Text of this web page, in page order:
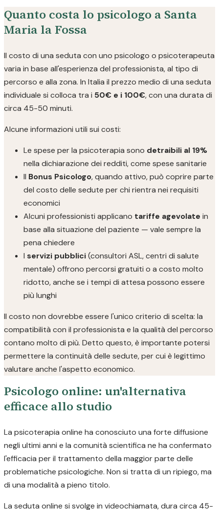
Quanto costa lo psicologo a Santa
Maria la Fossa
Il costo di una seduta con uno psicologo o psicoterapeuta
varia in base all'esperienza del professionista, al tipo di
percorso e alla zona. In Italia il prezzo medio di una seduta
individuale si colloca tra i 50€ e i 100€, con una durata di
circa 45-50 minuti.
Alcune informazioni utili sui costi:
Le spese per la psicoterapia sono detraibili al 19%
nella dichiarazione dei redditi, come spese sanitarie
Il Bonus Psicologo, quando attivo, può coprire parte
del costo delle sedute per chi rientra nei requisiti
economici
Alcuni professionisti applicano tariffe agevolate in
base alla situazione del paziente — vale sempre la
pena chiedere
I servizi pubblici(consultori ASL, centri di salute
mentale) offrono percorsi gratuiti o a costo molto
ridotto, anche se i tempi di attesa possono essere
più lunghi
Il costo non dovrebbe essere l'unico criterio di scelta: la
compatibilità con il professionista e la qualità del percorso
contano molto di più. Detto questo, è importante potersi
permettere la continuità delle sedute, per cui è legittimo
valutare anche l'aspetto economico.
Psicologo online: un'alternativa
efficace allo studio
La psicoterapia online ha conosciuto una forte diffusione
negli ultimi anni e la comunità scientifica ne ha confermato
l'efficacia per il trattamento della maggior parte delle
problematiche psicologiche. Non si tratta di un ripiego, ma
di una modalità a pieno titolo.
La seduta online si svolge in videochiamata, dura circa 45-